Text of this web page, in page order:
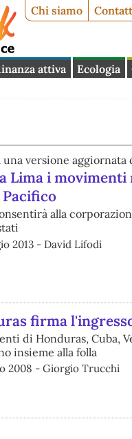
Chi siamo
attiva Ecologia
una versione
Lima i movimenti
alla
2013 - David Lifodi
firma
di Honduras, Cuba,
insieme alla folla
2008 - Giorgio Trucchi